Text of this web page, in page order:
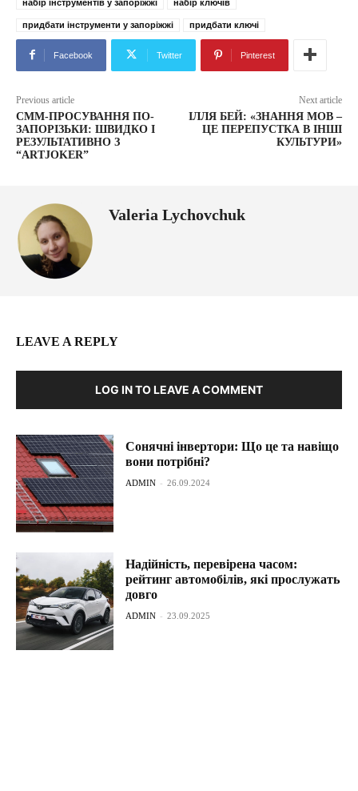
набір інструментів у запоріжжі набір ключів
придбати інструменти у запоріжжі придбати ключі
Facebook Twitter Pinterest
Previous article
СММ-ПРОСУВАННЯ ПО-
ЗАПОРІЗЬКИ: ШВИДКО І
РЕЗУЛЬТАТИВНО З
“ARTJOKER”
Next article
ІЛЛЯ БЕЙ: «ЗНАННЯ МОВ –
ЦЕ ПЕРЕПУСТКА В ІНШІ
КУЛЬТУРИ»
Valeria Lychovchuk
LEAVE A REPLY
LOG IN TO LEAVE A COMMENT
Сонячні інвертори: Що це та навіщо
вони потрібні?
ADMIN - 26.09.2024
Надійність, перевірена часом:
рейтинг автомобілів, які прослужать
довго
ADMIN - 23.09.2025